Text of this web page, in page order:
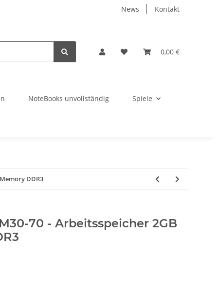
News Kontakt
0,00 €
NoteBooks unvollständig Spiele
DDR3
70 - Arbeitsspeicher 2GB